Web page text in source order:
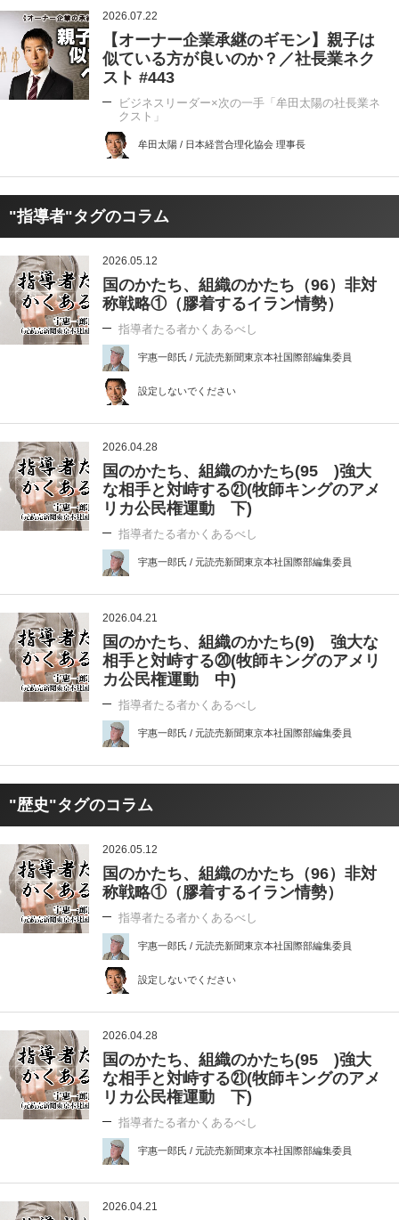
2026.07.22
【オーナー企業承継のギモン】親子は
似ている方が良いのか？／社長業ネク
スト #443
ビジネスリーダー×次の一手「牟田太陽の社長業ネ
クスト」
牟田太陽 / 日本経営合理化協会 理事長
"指導者"タグのコラム
2026.05.12
国のかたち、組織のかたち（96）非対
称戦略①（膠着するイラン情勢）
指導者たる者かくあるべし
宇惠一郎氏 / 元読売新聞東京本社国際部編集委員
設定しないでください
2026.04.28
国のかたち、組織のかたち(95 )強大
な相手と対峙する㉑(牧師キングのアメ
リカ公民権運動 下)
指導者たる者かくあるべし
宇惠一郎氏 / 元読売新聞東京本社国際部編集委員
2026.04.21
国のかたち、組織のかたち(9) 強大な
相手と対峙する⑳(牧師キングのアメリ
カ公民権運動 中)
指導者たる者かくあるべし
宇惠一郎氏 / 元読売新聞東京本社国際部編集委員
"歴史"タグのコラム
2026.05.12
国のかたち、組織のかたち（96）非対
称戦略①（膠着するイラン情勢）
指導者たる者かくあるべし
宇惠一郎氏 / 元読売新聞東京本社国際部編集委員
設定しないでください
2026.04.28
国のかたち、組織のかたち(95 )強大
な相手と対峙する㉑(牧師キングのアメ
リカ公民権運動 下)
指導者たる者かくあるべし
宇惠一郎氏 / 元読売新聞東京本社国際部編集委員
2026.04.21